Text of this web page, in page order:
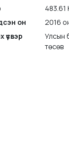
483.61
он
2016
Улсын
төсөв